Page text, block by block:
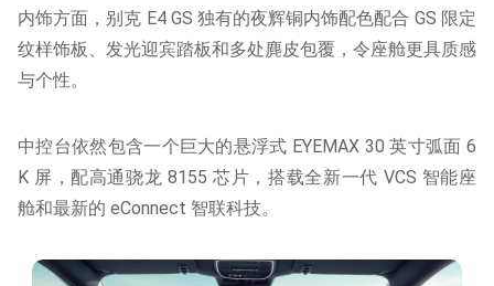
内饰方面，别克 E4 GS 独有的夜辉铜内饰配色配合 GS 限定
纹样饰板、发光迎宾踏板和多处麂皮包覆，令座舱更具质感
与个性。
中控台依然包含一个巨大的悬浮式 EYEMAX 30 英寸弧面 6
K 屏，配高通骁龙 8155 芯片，搭载全新一代 VCS 智能座
舱和最新的 eConnect 智联科技。